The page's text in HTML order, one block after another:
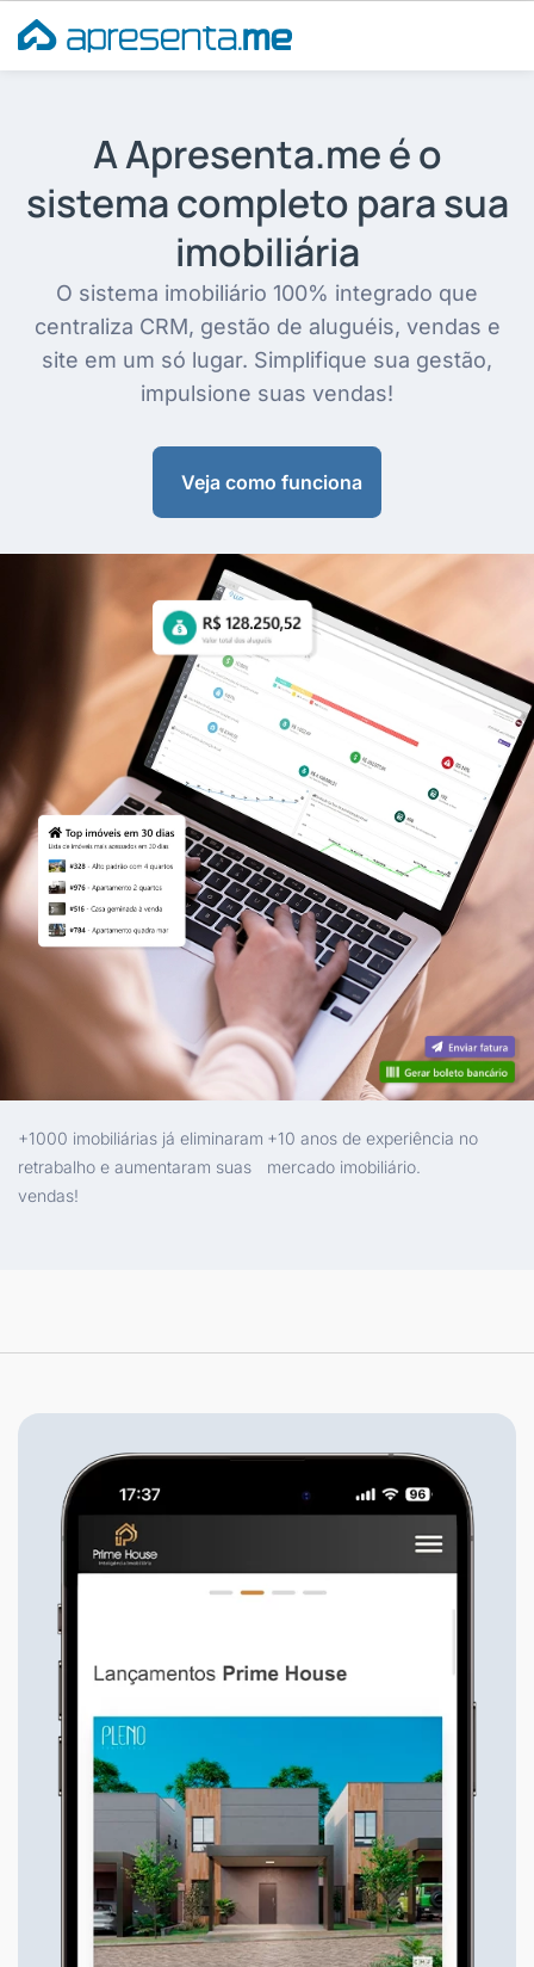
para
o
A Apresenta.me é o
sistema completo para sua
imobiliária
O sistema imobiliário 100% integrado que
centraliza CRM, gestão de aluguéis, vendas e
site em um só lugar. Simplifique sua gestão,
impulsione suas vendas!
Veja como funciona
+1000 imobiliárias já eliminaram
retrabalho e aumentaram suas
vendas!
+10 anos de experiência no
mercado imobiliário.